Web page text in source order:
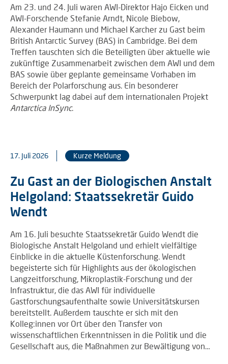
Am 23. und 24. Juli waren AWI-Direktor Hajo Eicken und
AWI-Forschende Stefanie Arndt, Nicole Biebow,
Alexander Haumann und Michael Karcher zu Gast beim
British Antarctic Survey (BAS) in Cambridge. Bei dem
Treffen tauschten sich die Beteiligten über aktuelle wie
zukünftige Zusammenarbeit zwischen dem AWI und dem
BAS sowie über geplante gemeinsame Vorhaben im
Bereich der Polarforschung aus. Ein besonderer
Schwerpunkt lag dabei auf dem internationalen Projekt
Antarctica InSync.
17. Juli 2026 Kurze Meldung
Zu Gast an der Biologischen Anstalt
Helgoland: Staatssekretär Guido
Wendt
Am 16. Juli besuchte Staatssekretär Guido Wendt die
Biologische Anstalt Helgoland und erhielt vielfältige
Einblicke in die aktuelle Küstenforschung. Wendt
begeisterte sich für Highlights aus der ökologischen
Langzeitforschung, Mikroplastik-Forschung und der
Infrastruktur, die das AWI für individuelle
Gastforschungsaufenthalte sowie Universitätskursen
bereitstellt. Außerdem tauschte er sich mit den
Kolleg:innen vor Ort über den Transfer von
wissenschaftlichen Erkenntnissen in die Politik und die
Gesellschaft aus, die Maßnahmen zur Bewältigung von…